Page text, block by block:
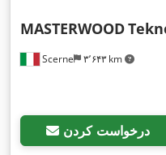
Scerne ۳٬۶۴۳ km
MASTERWOOD
درخواست کردن